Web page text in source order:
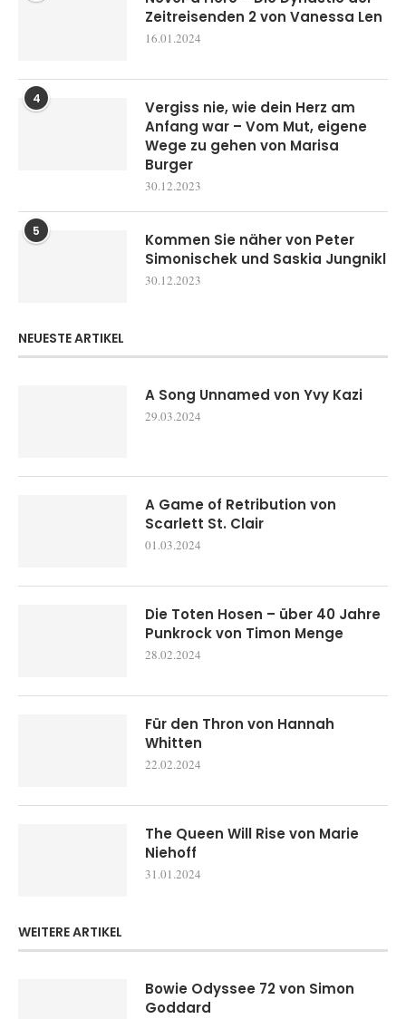
Zeitreisenden 2 von Vanessa Len
16.01.2024
4
Vergiss nie, wie dein Herz am
Anfang war – Vom Mut, eigene
Wege zu gehen von Marisa
Burger
30.12.2023
5
Kommen Sie näher von Peter
Simonischek und Saskia Jungnikl
30.12.2023
NEUESTE ARTIKEL
A Song Unnamed von Yvy Kazi
29.03.2024
A Game of Retribution von
Scarlett St. Clair
01.03.2024
Die Toten Hosen – über 40 Jahre
Punkrock von Timon Menge
28.02.2024
Für den Thron von Hannah
Whitten
22.02.2024
The Queen Will Rise von Marie
Niehoff
31.01.2024
WEITERE ARTIKEL
Bowie Odyssee 72 von Simon
Goddard